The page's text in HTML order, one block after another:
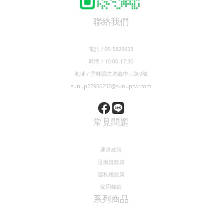
聯絡我們
電話 / 05-5829623
時間 / 10:00-17:30
地址 / 雲林縣古坑鄉中山路9號
sunup22906232@sunuptw.com
常見問題
運送政策
退換貨政策
隱私權政策
保固條款
系列商品